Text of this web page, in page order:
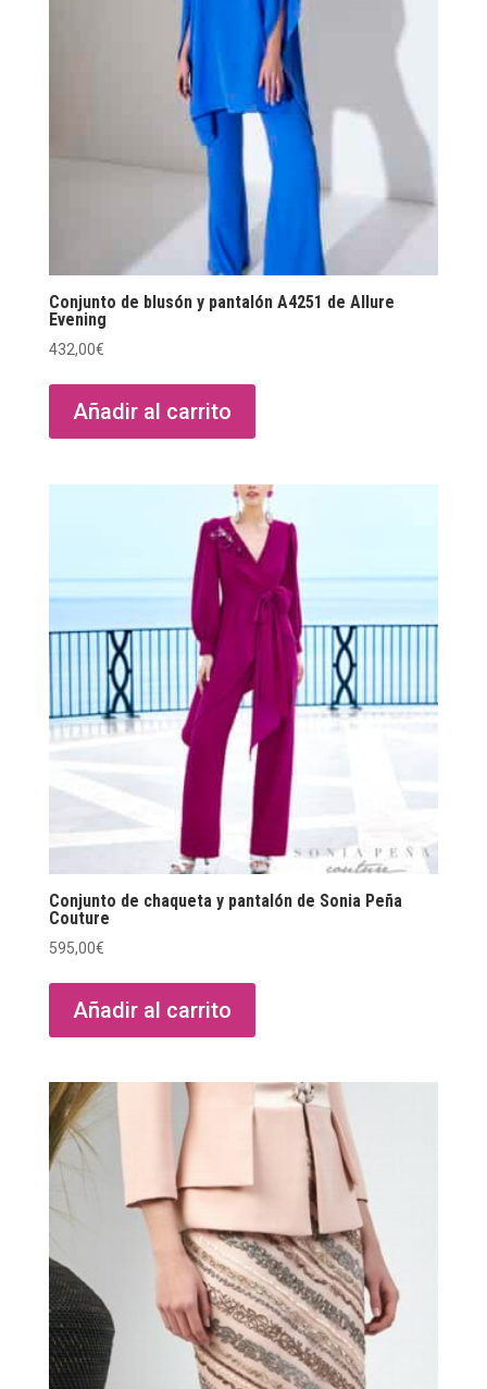
Conjunto de blusón y pantalón A4251 de Allure
Evening
432,00€
Añadir al carrito
Conjunto de chaqueta y pantalón de Sonia Peña
Couture
595,00€
Añadir al carrito